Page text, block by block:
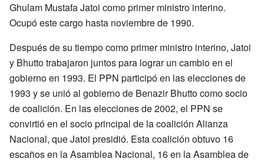
Ghulam Mustafa Jatoi como primer ministro interino.
Ocupó este cargo hasta noviembre de 1990.
Después de su tiempo como primer ministro interino, Jatoi
y Bhutto trabajaron juntos para lograr un cambio en el
gobierno en 1993. El PPN participó en las elecciones de
1993 y se unió al gobierno de Benazir Bhutto como socio
de coalición. En las elecciones de 2002, el PPN se
convirtió en el socio principal de la coalición Alianza
Nacional, que Jatoi presidió. Esta coalición obtuvo 16
escaños en la Asamblea Nacional, 16 en la Asamblea de